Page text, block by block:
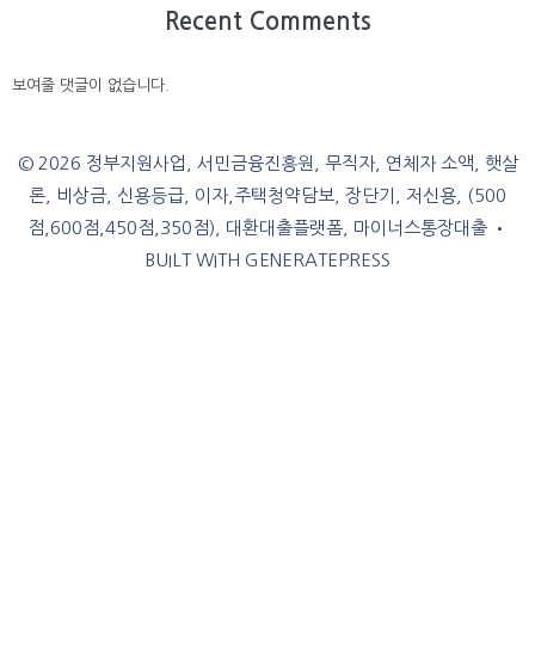
Recent Comments
보여줄 댓글이 없습니다.
© 2026 정부지원사업, 서민금융진흥원, 무직자, 연체자 소액, 햇살
론, 비상금, 신용등급, 이자,주택청약담보, 장단기, 저신용, (500
점,600점,450점,350점), 대환대출플랫폼, 마이너스통장대출 •
BUILT WITH GENERATEPRESS